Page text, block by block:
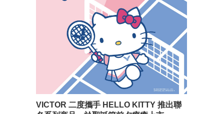
VICTOR 二度攜手 HELLO KITTY 推出聯